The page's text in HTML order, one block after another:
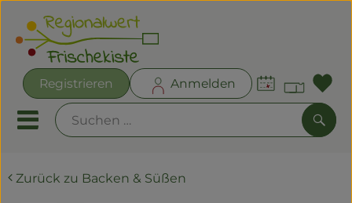
Registrieren Anmelden
Mobiles Menu öffnen
Angebote
Zurück zu Backen & Süßen